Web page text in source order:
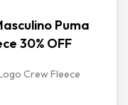
Puma
30% OFF
Crew Fleece